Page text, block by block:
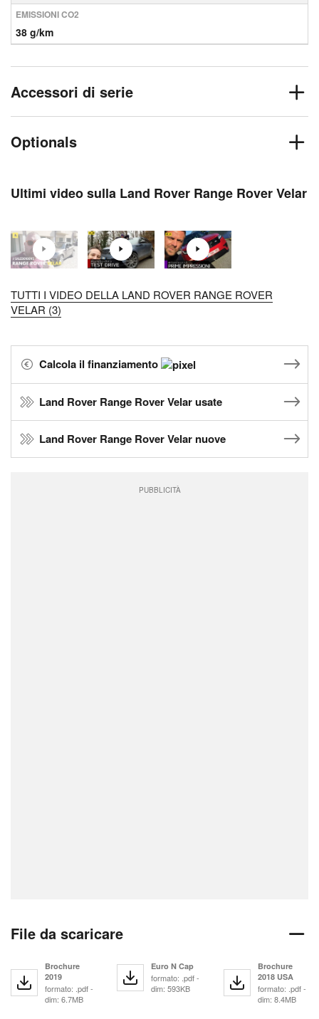
EMISSIONI CO2
38 g/km
Accessori di serie
Optionals
Ultimi video sulla Land Rover Range Rover Velar
TUTTI I VIDEO DELLA LAND ROVER RANGE ROVER
VELAR (3)
Calcola il finanziamento
Land Rover Range Rover Velar usate
Land Rover Range Rover Velar nuove
PUBBLICITÀ
File da scaricare
Brochure
2019
formato: .pdf -
dim: 6.7MB
Euro N Cap
formato: .pdf -
dim: 593KB
Brochure
2018 USA
formato: .pdf -
dim: 8.4MB